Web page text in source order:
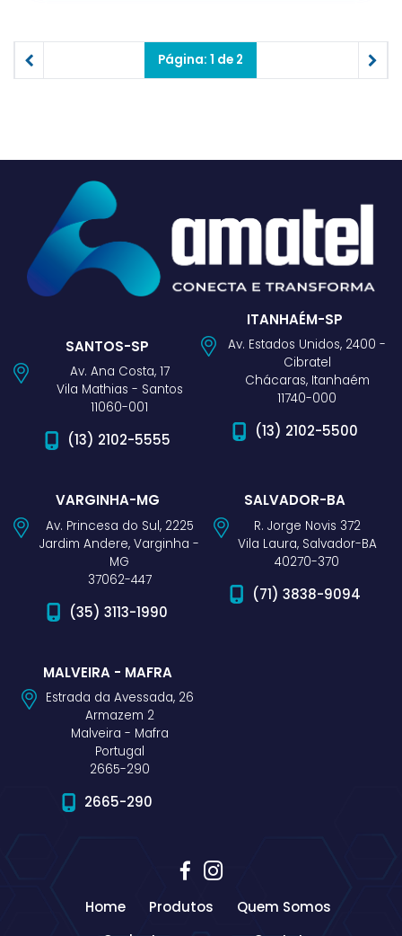
Página: 1 de 2
SANTOS-SP
Av. Ana Costa, 17
Vila Mathias - Santos
11060-001
(13) 2102-5555
ITANHAÉM-SP
Av. Estados Unidos, 2400 -
Cibratel
Chácaras, Itanhaém
11740-000
(13) 2102-5500
VARGINHA-MG
Av. Princesa do Sul, 2225
Jardim Andere, Varginha -
MG
37062-447
(35) 3113-1990
SALVADOR-BA
R. Jorge Novis 372
Vila Laura, Salvador-BA
40270-370
(71) 3838-9094
MALVEIRA - MAFRA
Estrada da Avessada, 26
Armazem 2
Malveira - Mafra
Portugal
2665-290
2665-290
Home Produtos
Quem Somos